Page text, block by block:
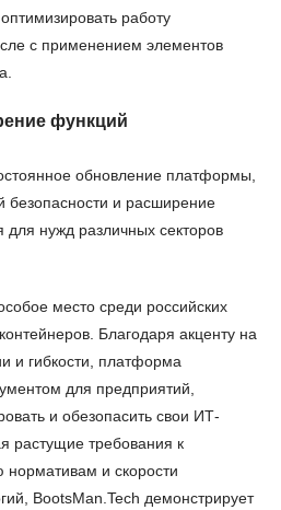
работу
с применением элементов
функций
обновление платформы,
безопасности и расширение
для нужд различных секторов
место среди российских
Благодаря акценту на
и гибкости, платформа
для предприятий,
и обезопасить свои ИТ-
растущие требования к
нормативам и скорости
BootsMan.Tech демонстрирует